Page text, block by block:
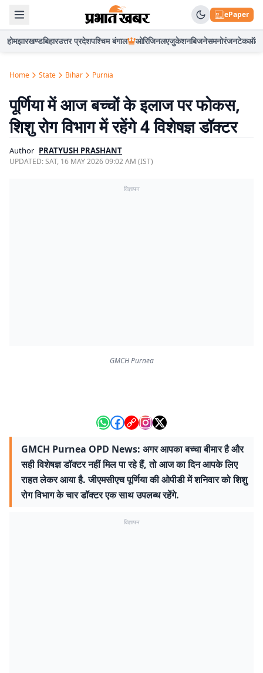
ePaper
होमझारखण्डबिहारउत्तर प्रदेशपश्चिम बंगाल ओरिजिनलएजुकेशनबिजनेसमनोरंजनटेकऑटो
Home State Bihar Purnia
पूर्णिया में आज बच्चों के इलाज पर फोकस,
शिशु रोग विभाग में रहेंगे 4 विशेषज्ञ डॉक्टर
Author PRATYUSH PRASHANT
UPDATED:SAT, 16 MAY 2026 09:02 AM (IST)
विज्ञापन
GMCH Purnea
GMCH Purnea OPD News: अगर आपका बच्चा बीमार है और
सही विशेषज्ञ डॉक्टर नहीं मिल पा रहे हैं, तो आज का दिन आपके लिए
राहत लेकर आया है. जीएमसीएच पूर्णिया की ओपीडी में शनिवार को शिशु
रोग विभाग के चार डॉक्टर एक साथ उपलब्ध रहेंगे.
विज्ञापन